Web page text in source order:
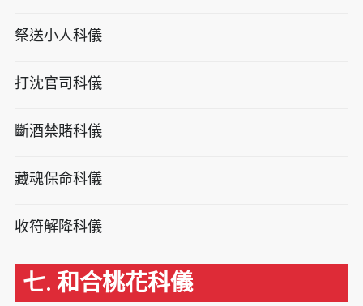
祭送小人科儀
打沈官司科儀
斷酒禁賭科儀
藏魂保命科儀
收符解降科儀
七. 和合桃花科儀